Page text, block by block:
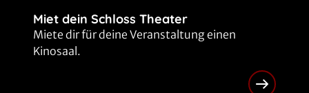
Miet dein Schloss Theater
Miete dir für deine Veranstaltung einen
Kinosaal.